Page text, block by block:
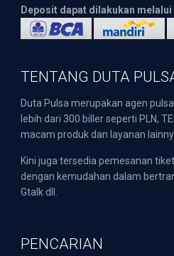
Deposit dapat dilakukan melalui
TENTANG DUTA
Duta Pulsa merupakan agen
lebih dari 300 biller seperti PLN,
macam produk dan layanan
Kini juga tersedia pemesanan
dengan kemudahan dalam
Gtalk dll.
PENCARIAN